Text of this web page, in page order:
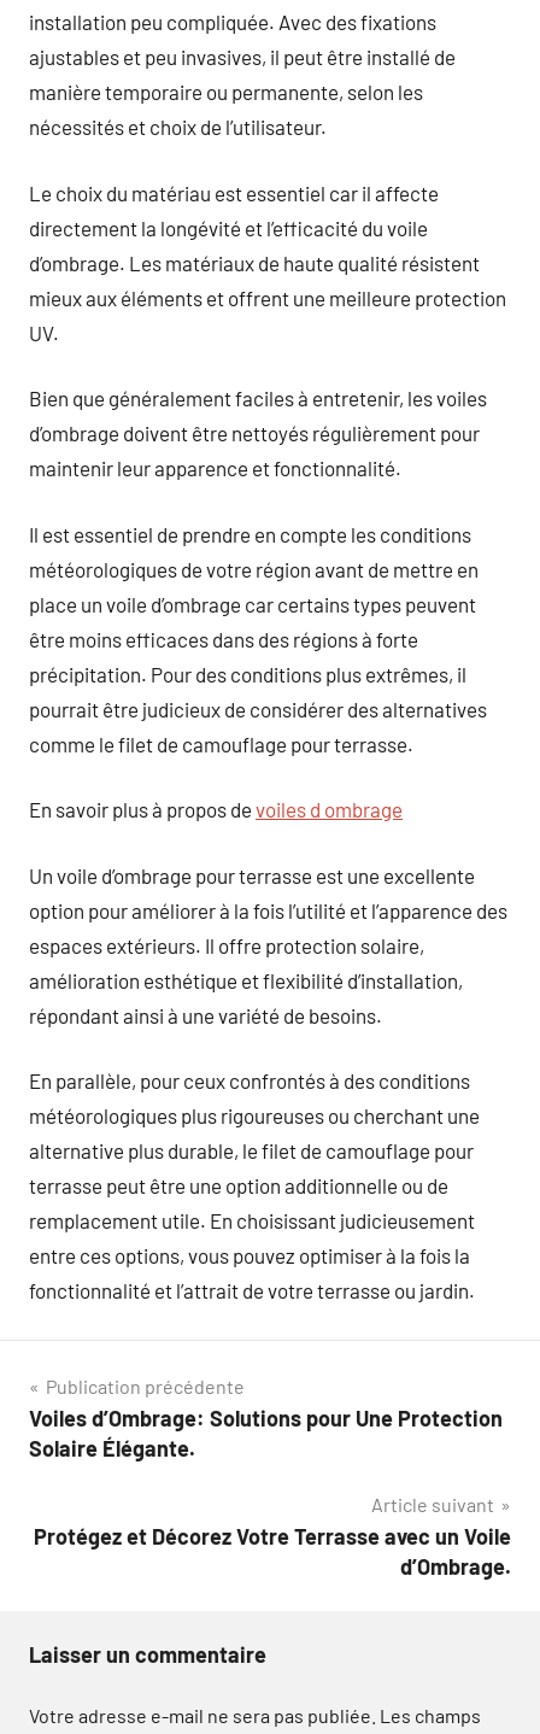
installation peu compliquée. Avec des fixations
ajustables et peu invasives, il peut être installé de
manière temporaire ou permanente, selon les
nécessités et choix de l’utilisateur.
Le choix du matériau est essentiel car il affecte
directement la longévité et l’efficacité du voile
d’ombrage. Les matériaux de haute qualité résistent
mieux aux éléments et offrent une meilleure protection
UV.
Bien que généralement faciles à entretenir, les voiles
d’ombrage doivent être nettoyés régulièrement pour
maintenir leur apparence et fonctionnalité.
Il est essentiel de prendre en compte les conditions
météorologiques de votre région avant de mettre en
place un voile d’ombrage car certains types peuvent
être moins efficaces dans des régions à forte
précipitation. Pour des conditions plus extrêmes, il
pourrait être judicieux de considérer des alternatives
comme le filet de camouflage pour terrasse.
En savoir plus à propos de voiles d ombrage
Un voile d’ombrage pour terrasse est une excellente
option pour améliorer à la fois l’utilité et l’apparence des
espaces extérieurs. Il offre protection solaire,
amélioration esthétique et flexibilité d’installation,
répondant ainsi à une variété de besoins.
En parallèle, pour ceux confrontés à des conditions
météorologiques plus rigoureuses ou cherchant une
alternative plus durable, le filet de camouflage pour
terrasse peut être une option additionnelle ou de
remplacement utile. En choisissant judicieusement
entre ces options, vous pouvez optimiser à la fois la
fonctionnalité et l’attrait de votre terrasse ou jardin.
Navigation
de
Publication précédente
Voiles d’Ombrage: Solutions pour Une Protection
Solaire Élégante.
Article suivant
Protégez et Décorez Votre Terrasse avec un Voile
d’Ombrage.
Laisser un commentaire
Votre adresse e-mail ne sera pas publiée. Les champs